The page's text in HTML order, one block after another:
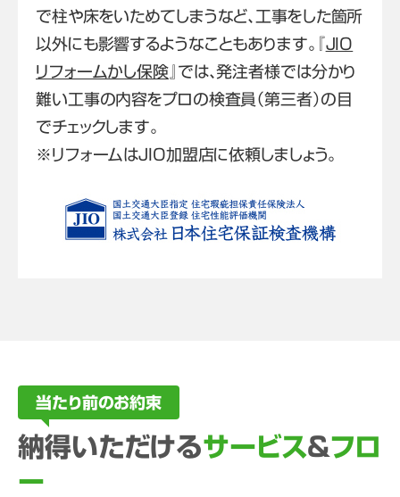
で柱や床をいためてしまうなど、工事をした箇所
以外にも影響するようなこともあります。『JIO
リフォームかし保険』では、発注者様では分かり
難い工事の内容をプロの検査員（第三者）の目
でチェックします。
※リフォームはJIO加盟店に依頼しましょう。
当たり前のお約束
納得いただけるサービス&フロ
ー